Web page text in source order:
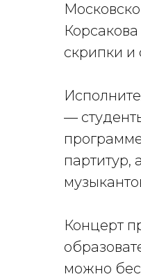
скрипки и
—
партитур,
Концерт
можно